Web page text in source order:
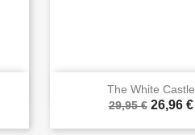
The White Castle
29,95 € 26,96 €
Vista rápida